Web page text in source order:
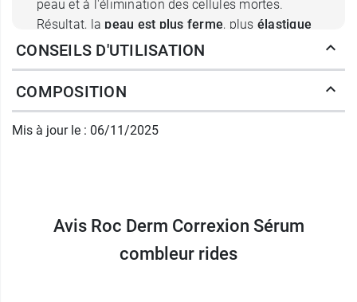
peau et à l'élimination des cellules mortes.
Résultat, la peau est plus ferme, plus élastique
etrebondie. Lerétinol Rocbénéficie d'une
encapsulation et boosting) qui lui offre un très
même plus faible, délivre ainsi des très bonnes
le Sérum combleur rides Dermo
Correxion ?
CONSEILS D'UTILISATION
COMPOSITION
Mis à jour le : 06/11/2025
Avis Roc Derm Correxion Sérum
combleur rides